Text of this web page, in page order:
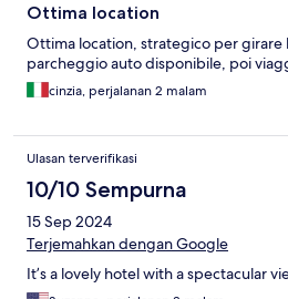
Ottima location
Ottima location, strategico per girare
parcheggio auto disponibile, poi
cinzia, perjalanan 2 malam
Ulasan terverifikasi
10/10 Sempurna
15 Sep 2024
Terjemahkan dengan Google
It’s a lovely hotel with a spectacular